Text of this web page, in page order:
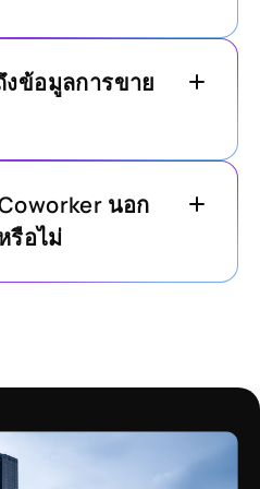
งข้อมูลการขาย
นอก
รือไม่